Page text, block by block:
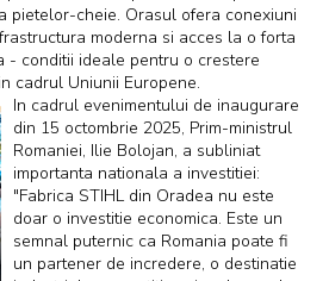
pietelor-cheie. Orasul ofera conexiuni
moderna si acces la o forta
- conditii ideale pentru o crestere
cadrul Uniunii Europene.
In cadrul evenimentului de inaugurare
din 15 octombrie 2025, Prim-ministrul
Romaniei, Ilie Bolojan, a subliniat
importanta nationala a investitiei:
"Fabrica STIHL din Oradea nu este
doar o investitie economica. Este un
semnal puternic ca Romania poate fi
un partener de incredere, o destinatie